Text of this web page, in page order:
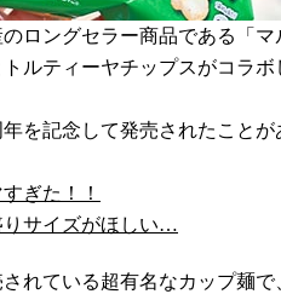
ロングセラー商品である「
ルティーヤチップスがコラボ
を記念して発売されたこと
ぎた！！
サイズがほしい…
れている超有名なカップ麺